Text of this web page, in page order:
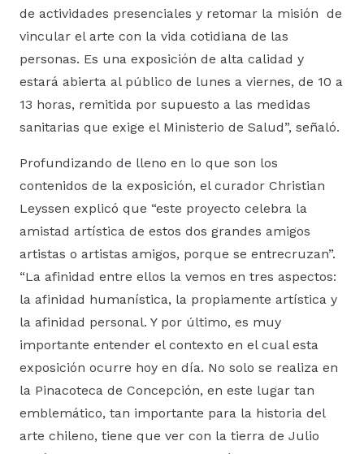
de actividades presenciales y retomar la misión de
vincular el arte con la vida cotidiana de las
personas. Es una exposición de alta calidad y
estará abierta al público de lunes a viernes, de 10 a
13 horas, remitida por supuesto a las medidas
sanitarias que exige el Ministerio de Salud”, señaló.
Profundizando de lleno en lo que son los
contenidos de la exposición, el curador Christian
Leyssen explicó que “este proyecto celebra la
amistad artística de estos dos grandes amigos
artistas o artistas amigos, porque se entrecruzan”.
“La afinidad entre ellos la vemos en tres aspectos:
la afinidad humanística, la propiamente artística y
la afinidad personal. Y por último, es muy
importante entender el contexto en el cual esta
exposición ocurre hoy en día. No solo se realiza en
la Pinacoteca de Concepción, en este lugar tan
emblemático, tan importante para la historia del
arte chileno, tiene que ver con la tierra de Julio